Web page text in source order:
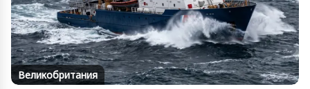
Великобритания